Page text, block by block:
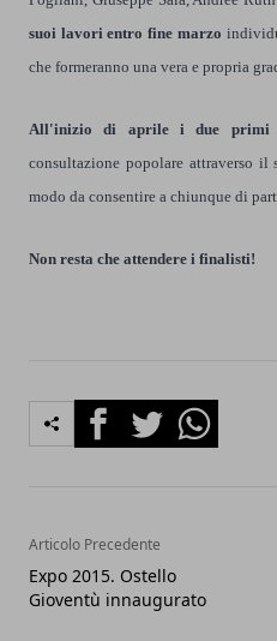
suoi lavori entro fine marzo
che formeranno una vera e propria
All'inizio di aprile i due primi
consultazione popolare attraverso
modo da consentire a chiunque di
Non resta che attendere i finalisti!
FacebookTwitterWhatsapp
Articolo Precedente
Expo 2015. Ostello
Gioventù innaugurato